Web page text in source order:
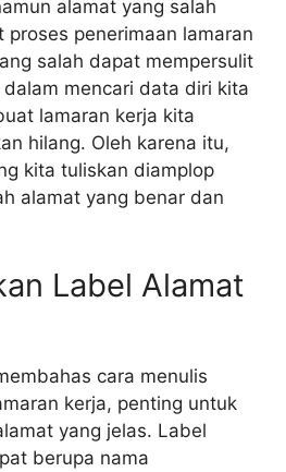
alamat yang salah
penerimaan lamaran
salah dapat mempersulit
mencari data diri kita
lamaran kerja kita
hilang. Oleh karena itu,
kita tuliskan diamplop
alamat yang benar dan
Label Alamat
cara menulis
kerja, penting untuk
yang jelas. Label
berupa nama